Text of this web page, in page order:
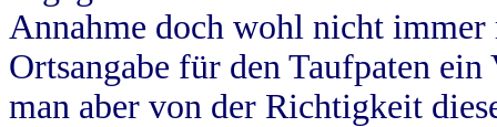
Annahme doch wohl nicht
Ortsangabe für den Taufpaten
man aber von der Richtigkeit